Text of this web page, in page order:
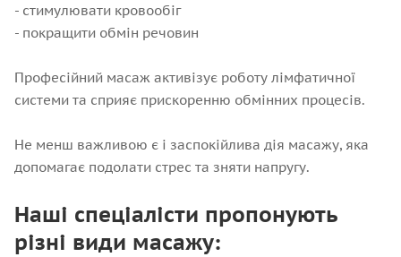
- стимулювати кровообіг
- покращити обмін речовин
Професійний масаж активізує роботу лімфатичної
системи та сприяє прискоренню обмінних процесів.
Не менш важливою є і заспокійлива дія масажу, яка
допомагає подолати стрес та зняти напругу.
Наші спеціалісти пропонують
різні види масажу: